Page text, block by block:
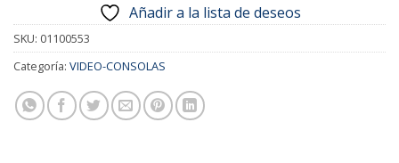
Añadir a la lista de deseos
SKU: 01100553
Categoría: VIDEO-CONSOLAS